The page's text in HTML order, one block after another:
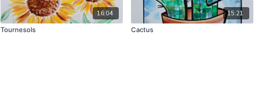
16:04
Tournesols
15:21
Cactus